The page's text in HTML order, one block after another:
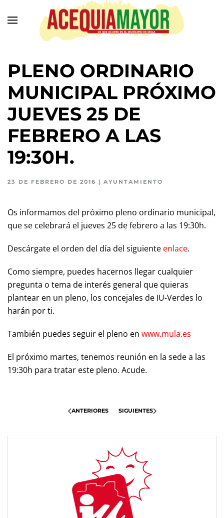
PLENO ORDINARIO
MUNICIPAL PRÓXIMO
JUEVES 25 DE
FEBRERO A LAS
19:30H.
23 DE FEBRERO DE 2016 | AYUNTAMIENTO
Os informamos del próximo pleno ordinario municipal,
que se celebrará el jueves 25 de febrero a las 19:30h.
Descárgate el orden del día del siguiente enlace.
Como siempre, puedes hacernos llegar cualquier
pregunta o tema de interés general que quieras
plantear en un pleno, los concejales de IU-Verdes lo
harán por ti.
También puedes seguir el pleno en www.mula.es
El próximo martes, tenemos reunión en la sede a las
19:30h para tratar este pleno. Acude.
ANTERIORES SIGUIENTES